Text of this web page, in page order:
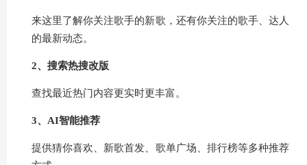
来这里了解你关注歌手的新歌，还有你关注的歌手、达人
的最新动态。
2、搜索热搜改版
查找最近热门内容更实时更丰富。
3、AI智能推荐
提供猜你喜欢、新歌首发、歌单广场、排行榜等多种推荐